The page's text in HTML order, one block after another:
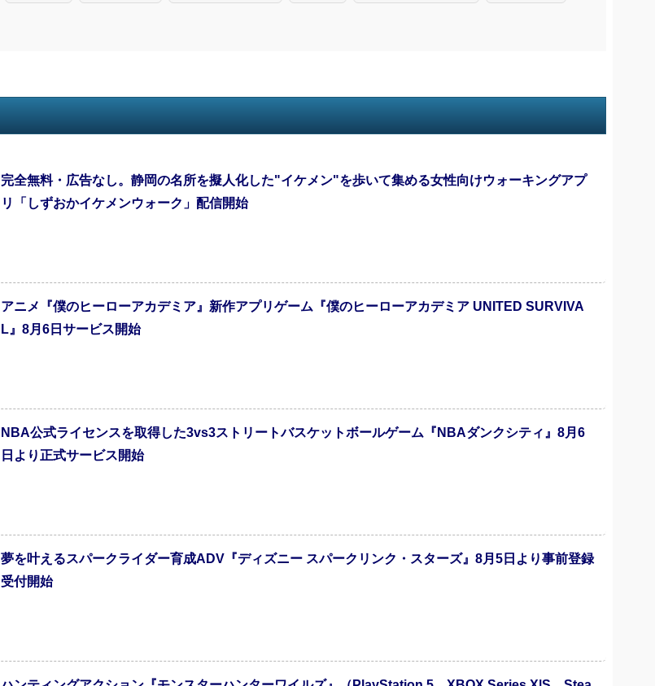
完全無料・広告なし。静岡の名所を擬人化した"イケメン"を歩いて集める女性向けウォーキングアプ
リ「しずおかイケメンウォーク」配信開始
アニメ『僕のヒーローアカデミア』新作アプリゲーム『僕のヒーローアカデミア UNITED SURVIVA
L』8月6日サービス開始
NBA公式ライセンスを取得した3vs3ストリートバスケットボールゲーム『NBAダンクシティ』8月6
日より正式サービス開始
夢を叶えるスパークライダー育成ADV『ディズニー スパークリンク・スターズ』8月5日より事前登録
受付開始